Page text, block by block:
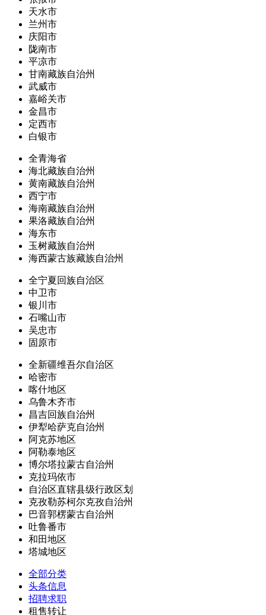
天水市
兰州市
庆阳市
陇南市
平凉市
甘南藏族自治州
武威市
嘉峪关市
金昌市
定西市
白银市
全青海省
海北藏族自治州
黄南藏族自治州
西宁市
海南藏族自治州
果洛藏族自治州
海东市
玉树藏族自治州
海西蒙古族藏族自治州
全宁夏回族自治区
中卫市
银川市
石嘴山市
吴忠市
固原市
全新疆维吾尔自治区
哈密市
喀什地区
乌鲁木齐市
昌吉回族自治州
伊犁哈萨克自治州
阿克苏地区
阿勒泰地区
博尔塔拉蒙古自治州
克拉玛依市
自治区直辖县级行政区划
克孜勒苏柯尔克孜自治州
巴音郭楞蒙古自治州
吐鲁番市
和田地区
塔城地区
全部分类
头条信息
招聘求职
租售转让